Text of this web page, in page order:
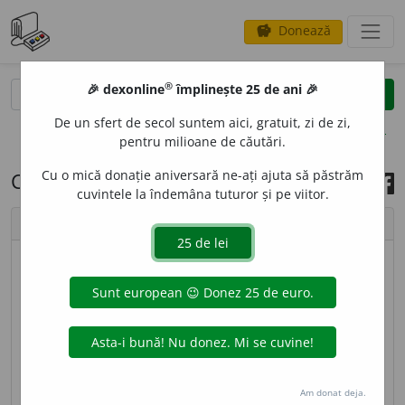
savings Donează
opțiuni
Cuvântul zilei, 28 aprilie 2021
© imagine Livia Pleșca
ERGONOMIE s. f.Disciplină care se ocupă cu
studiul condițiilor de muncă în vederea realizării
🎉 dexonline® împlinește 25 de ani 🎉
De un sfert de secol suntem aici, gratuit, zi de zi,
pentru milioane de căutări.
Cu o mică donație aniversară ne-ați ajuta să păstrăm
cuvintele la îndemâna tuturor și pe viitor.
Am donat deja.